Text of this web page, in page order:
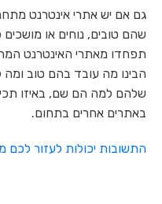
גם אם יש אתרי אינטרנט
שהם טובים, נוחים או
תפחדו מאתרי האינטרנט
הבינו מה עובד בהם טוב
שלהם למה הם שם, באיזו
באתרים אחרים בתחום.
התשובות יכולות לעזור לכם